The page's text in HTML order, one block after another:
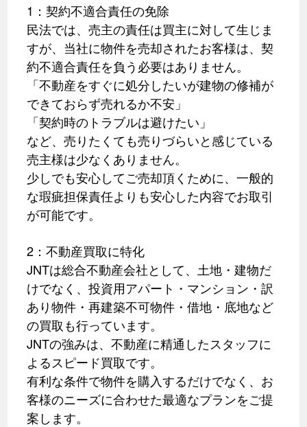
1：契約不適合責任の免除
民法では、売主の責任は買主に対して生じま
すが、当社に物件を売却されたお客様は、契
約不適合責任を負う必要はありません。
「不動産をすぐに処分したいが建物の修補が
できておらず売れるか不安」
「契約時のトラブルは避けたい」
など、売りたくても売りづらいと感じている
売主様は少なくありません。
少しでも安心してご売却頂くために、一般的
な瑕疵担保責任よりも安心した内容でお取引
が可能です。
2：不動産買取に特化
JNTは総合不動産会社として、土地・建物だ
けでなく、投資用アパート・マンション・訳
あり物件・再建築不可物件・借地・底地など
の買取も行っています。
JNTの強みは、不動産に精通したスタッフに
よるスピード買取です。
有利な条件で物件を購入するだけでなく、お
客様のニーズに合わせた最適なプランをご提
案します。